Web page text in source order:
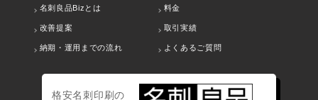
名刺良品Bizとは 料金
改善提案 取引実績
納期・運用までの流れ よくあるご質問
格安名刺印刷の